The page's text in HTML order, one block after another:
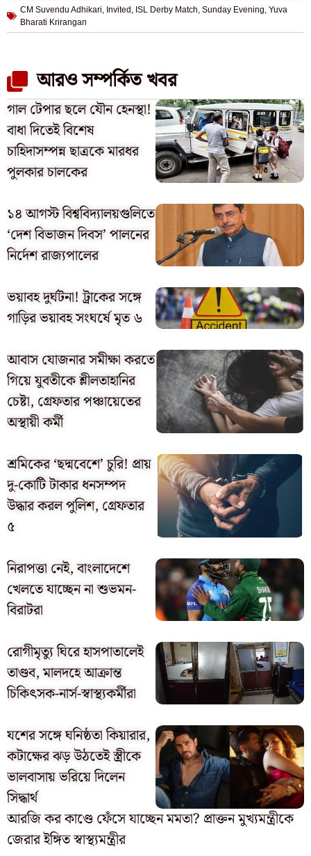
CM Suvendu Adhikari, Invited, ISL Derby Match, Sunday Evening, Yuva
Bharati Krirangan
আরও সম্পর্কিত খবর
গাল টেপার ছলে যৌন হেনস্থা!
বাধা দিতেই বিশেষ
চাহিদাসম্পন্ন ছাত্রকে মারধর
পুলকার চালকের
১৪ আগস্ট বিশ্ববিদ্যালয়গুলিতে
‘দেশ বিভাজন দিবস’ পালনের
নির্দেশ রাজ্যপালের
ভয়াবহ দুর্ঘটনা! ট্রাকের সঙ্গে
গাড়ির ভয়াবহ সংঘর্ষে মৃত ৬
আবাস যোজনার সমীক্ষা করতে
গিয়ে যুবতীকে শ্লীলতাহানির
চেষ্টা, গ্রেফতার পঞ্চায়েতের
অস্থায়ী কর্মী
শ্রমিকের ‘ছদ্মবেশে’ চুরি! প্রায়
দু-কোটি টাকার ধনসম্পদ
উদ্ধার করল পুলিশ, গ্রেফতার
৫
নিরাপত্তা নেই, বাংলাদেশে
খেলতে যাচ্ছেন না শুভমন-
বিরাটরা
রোগীমৃত্যু ঘিরে হাসপাতালেই
তাণ্ডব, মালদহে আক্রান্ত
চিকিৎসক-নার্স-স্বাস্থ্যকর্মীরা
যশের সঙ্গে ঘনিষ্ঠতা কিয়ারার,
কটাক্ষের ঝড় উঠতেই স্ত্রীকে
ভালবাসায় ভরিয়ে দিলেন
সিদ্ধার্থ
আরজি কর কাণ্ডে ফেঁসে যাচ্ছেন মমতা? প্রাক্তন মুখ্যমন্ত্রীকে
জেরার ইঙ্গিত স্বাস্থ্যমন্ত্রীর